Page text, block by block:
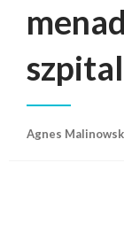
Agnes